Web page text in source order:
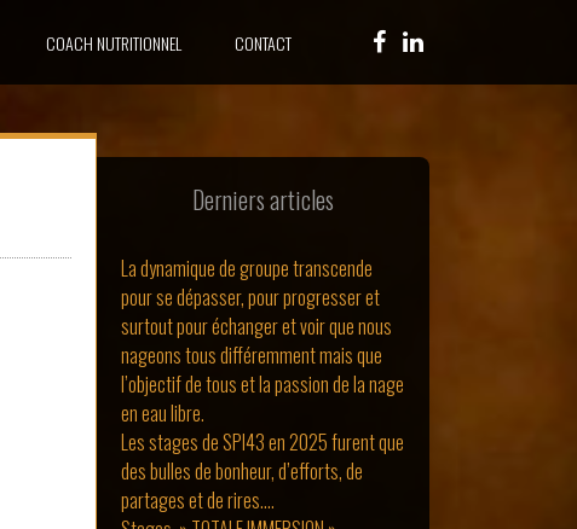
COACH NUTRITIONNEL CONTACT
Derniers articles
La dynamique de groupe transcende
pour se dépasser, pour progresser et
surtout pour échanger et voir que nous
nageons tous différemment mais que
l’objectif de tous et la passion de la nage
en eau libre.
Les stages de SPI43 en 2025 furent que
des bulles de bonheur, d’efforts, de
partages et de rires….